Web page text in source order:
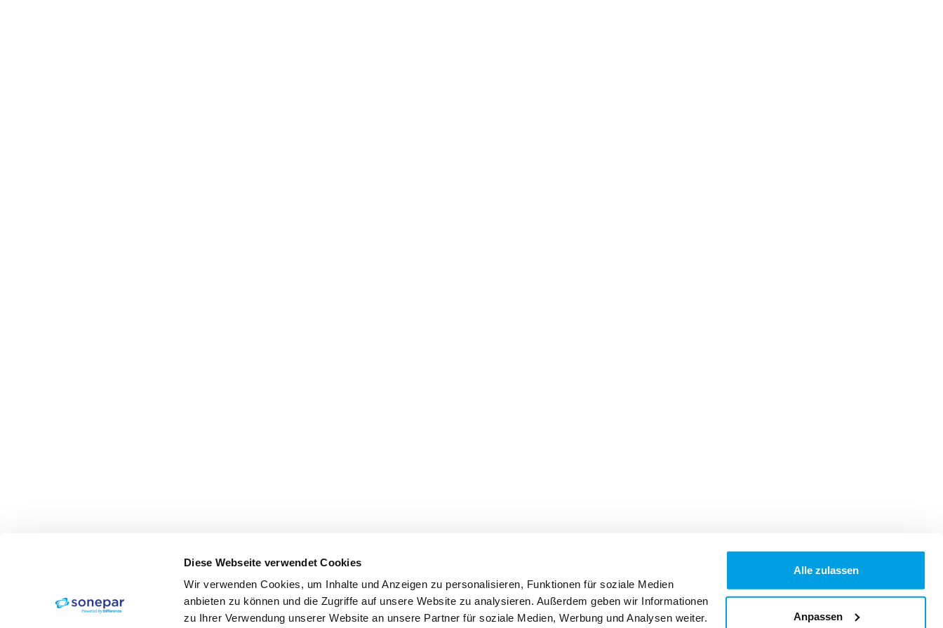
Diese Webseite verwendet Cookies
Wir verwenden Cookies, um Inhalte und Anzeigen zu personalisieren, Funktionen für soziale Medien
anbieten zu können und die Zugriffe auf unsere Website zu analysieren. Außerdem geben wir Informationen
zu Ihrer Verwendung unserer Website an unsere Partner für soziale Medien, Werbung und Analysen weiter.
Alle zulassen
Anpassen